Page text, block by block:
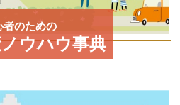
者のための
ウハウ事典